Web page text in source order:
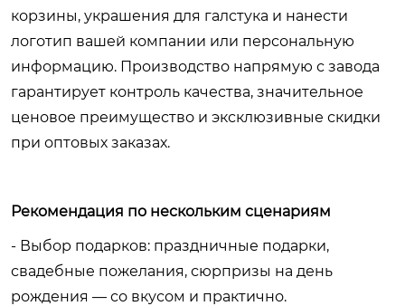
корзины, украшения для галстука и нанести
логотип вашей компании или персональную
информацию. Производство напрямую с завода
гарантирует контроль качества, значительное
ценовое преимущество и эксклюзивные скидки
при оптовых заказах.
Рекомендация по нескольким сценариям
- Выбор подарков: праздничные подарки,
свадебные пожелания, сюрпризы на день
рождения — со вкусом и практично.